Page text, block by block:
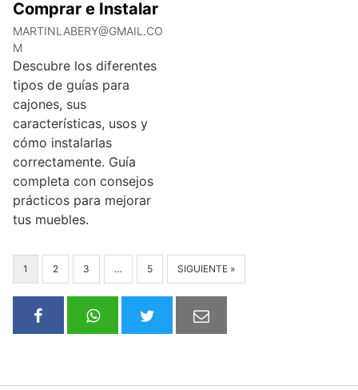
Comprar e Instalar
MARTINLABERY@GMAIL.CO
M
Descubre los diferentes
tipos de guías para
cajones, sus
características, usos y
cómo instalarlas
correctamente. Guía
completa con consejos
prácticos para mejorar
tus muebles.
1 2 3 … 5 SIGUIENTE »